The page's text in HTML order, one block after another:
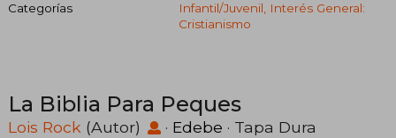
Categorías
Infantil/juvenil, Interés General:
Cristianismo
La Biblia Para Peques
Lois Rock (Autor) · Edebe · Tapa Dura